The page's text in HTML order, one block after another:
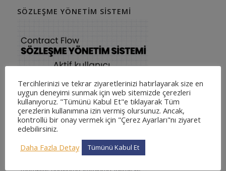
SÖZLEŞME YÖNETIM SISTEMI
Tercihlerinizi ve tekrar ziyaretlerinizi hatırlayarak size en
uygun deneyimi sunmak için web sitemizde çerezleri
kullanıyoruz. "Tümünü Kabul Et"e tıklayarak Tüm
çerezlerin kullanımına izin vermiş olursunuz. Ancak,
kontrollü bir onay vermek için "Çerez Ayarları"nı ziyaret
edebilirsiniz.
Daha Fazla Detay
Tümünü Kabul Et